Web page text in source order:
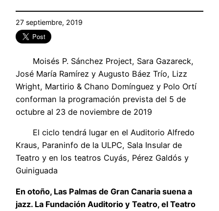
27 septiembre, 2019
Moisés P. Sánchez Project, Sara Gazareck,
José María Ramírez y Augusto Báez Trío, Lizz
Wright, Martirio & Chano Domínguez y Polo Ortí
conforman la programación prevista del 5 de
octubre al 23 de noviembre de 2019
El ciclo tendrá lugar en el Auditorio Alfredo
Kraus, Paraninfo de la ULPC, Sala Insular de
Teatro y en los teatros Cuyás, Pérez Galdós y
Guiniguada
En otoño, Las Palmas de Gran Canaria suena a
jazz. La Fundación Auditorio y Teatro, el Teatro